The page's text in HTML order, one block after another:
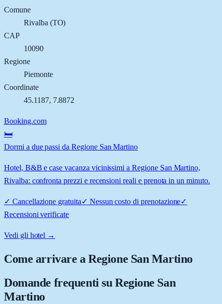
Comune
Rivalba (TO)
CAP
10090
Regione
Piemonte
Coordinate
45.1187, 7.8872
Booking.com
🛏️
Dormi a due passi da Regione San Martino
Hotel, B&B e case vacanza vicinissimi a Regione San Martino,
Rivalba: confronta prezzi e recensioni reali e prenota in un minuto.
✓ Cancellazione gratuita✓ Nessun costo di prenotazione✓
Recensioni verificate
Vedi gli hotel →
Come arrivare aRegione San Martino
Domande frequenti su Regione San
Martino